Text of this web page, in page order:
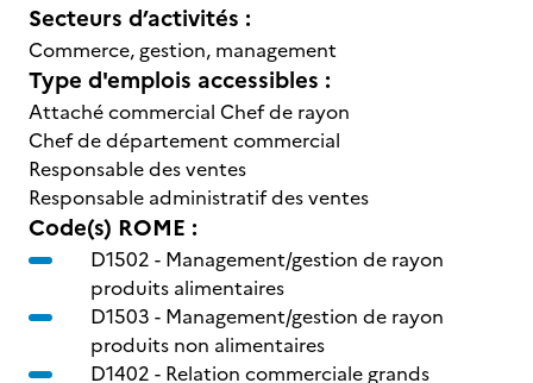
Secteurs d’activités :
Commerce, gestion, management
Type d'emplois accessibles :
Attaché commercial Chef de rayon
Chef de département commercial
Responsable des ventes
Responsable administratif des ventes
Code(s) ROME :
D1502 - Management/gestion de rayon
produits alimentaires
D1503 - Management/gestion de rayon
produits non alimentaires
D1402 - Relation commerciale grands